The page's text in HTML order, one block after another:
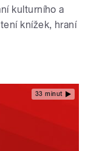
kulturního a
knížek, hraní
33 minut